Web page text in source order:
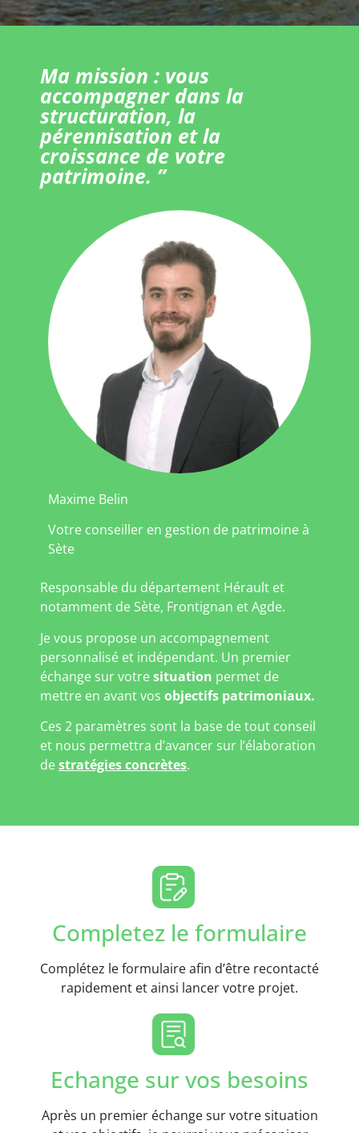
Ma mission : vous
accompagner dans la
structuration, la
pérennisation et la
croissance de votre
patrimoine. ”
Maxime Belin
Votre conseiller en gestion de patrimoine à
Sète
Responsable du département Hérault et
notamment de Sète, Frontignan et Agde.
Je vous propose un accompagnement
personnalisé et indépendant. Un premier
échange sur votresituation permet de
mettre en avant vos objectifs patrimoniaux.
Ces 2 paramètres sont la base de tout conseil
et nous permettra d’avancer sur l’élaboration
destratégies concrètes.
Completez le formulaire
Complétez le formulaire afin d’être recontacté
rapidement et ainsi lancer votre projet.
Echange sur vos besoins
Après un premier échange sur votre situation